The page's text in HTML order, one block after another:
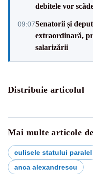
debitele vor
09:07Senatorii și
extraordinară,
salarizării
Distribuie articolul
Mai multe articole
culisele statului paralel
anca alexandrescu